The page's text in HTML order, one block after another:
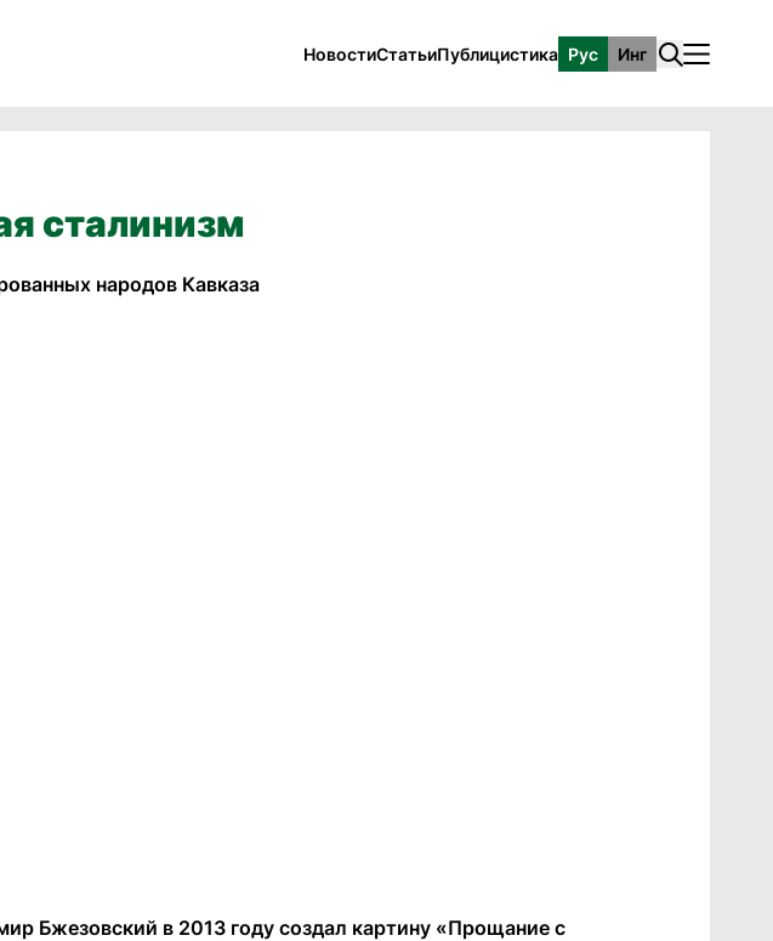
НовостиСтатьиПублицистика Рус Инг
сталинизм
народов Кавказа
Бжезовский в 2013 году создал картину «Прощание с